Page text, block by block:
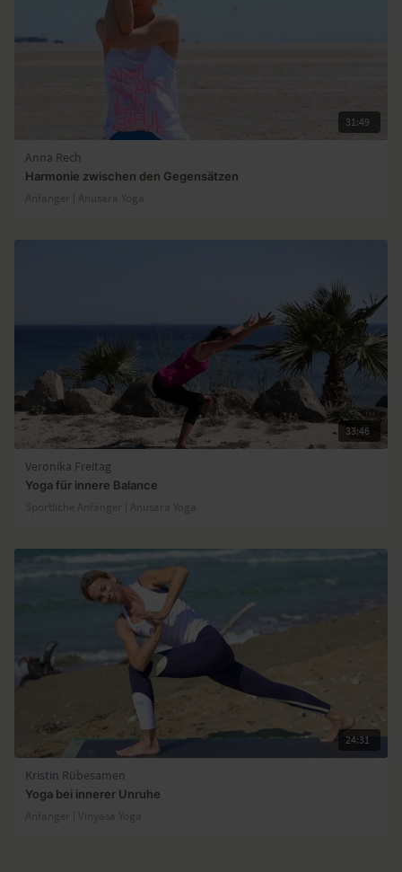
31:49
Anna Rech
Harmonie zwischen den Gegensätzen
Anfänger | Anusara Yoga
33:46
Veronika Freitag
Yoga für innere Balance
Sportliche Anfänger | Anusara Yoga
24:31
Kristin Rübesamen
Yoga bei innerer Unruhe
Anfänger | Vinyasa Yoga